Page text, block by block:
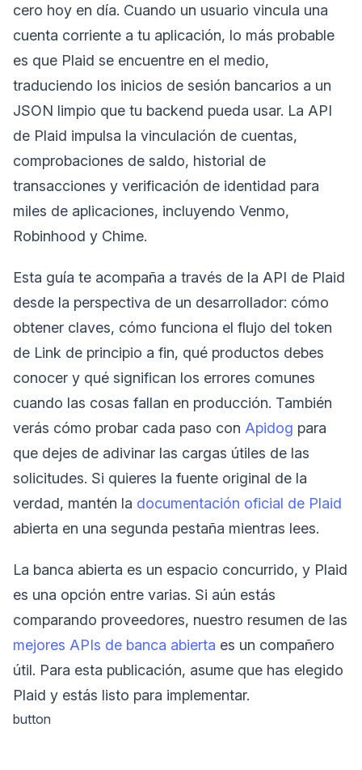
cero hoy en día. Cuando un usuario vincula una
cuenta corriente a tu aplicación, lo más probable
es que Plaid se encuentre en el medio,
traduciendo los inicios de sesión bancarios a un
JSON limpio que tu backend pueda usar. La API
de Plaid impulsa la vinculación de cuentas,
comprobaciones de saldo, historial de
transacciones y verificación de identidad para
miles de aplicaciones, incluyendo Venmo,
Robinhood y Chime.
Esta guía te acompaña a través de la API de Plaid
desde la perspectiva de un desarrollador: cómo
obtener claves, cómo funciona el flujo del token
de Link de principio a fin, qué productos debes
conocer y qué significan los errores comunes
cuando las cosas fallan en producción. También
verás cómo probar cada paso con Apidog para
que dejes de adivinar las cargas útiles de las
solicitudes. Si quieres la fuente original de la
verdad, mantén la documentación oficial de Plaid
abierta en una segunda pestaña mientras lees.
La banca abierta es un espacio concurrido, y Plaid
es una opción entre varias. Si aún estás
comparando proveedores, nuestro resumen de las
mejores APIs de banca abierta es un compañero
útil. Para esta publicación, asume que has elegido
Plaid y estás listo para implementar.
button